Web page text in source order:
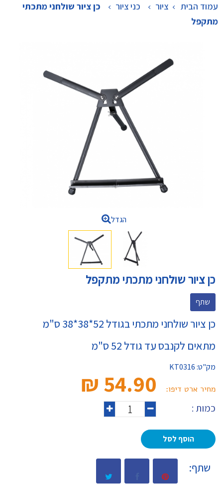
עמוד הבית ציור > כני ציור >
כן ציור שולחני מתכתי
מתקפל
הגדל
כן ציור שולחני מתכתי מתקפל
שתף
כן ציור שולחני מתכתי בגודל 52*38*38 ס"מ
מתאים לקנבס עד גודל 52 ס"מ
מק"ט:KT0316
מחיר ארט דיפו: 54.90 ₪‎
כמות :
הוסף לסל
שתף: